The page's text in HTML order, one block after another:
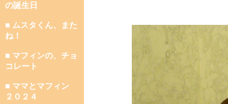
の誕生日
■ ムスタくん、また
ね！
■ マフィンの、チョ
コレート
■ ママとマフィン
２０２４